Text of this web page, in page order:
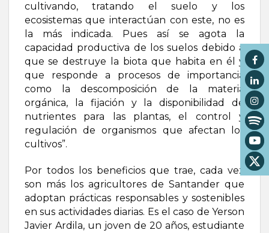
cultivando, tratando el suelo y los
ecosistemas que interactúan con este, no es
la más indicada. Pues así se agota la
capacidad productiva de los suelos debido a
que se destruye la biota que habita en él y
que responde a procesos de importancia
como la descomposición de la materia
orgánica, la fijación y la disponibilidad de
nutrientes para las plantas, el control y
regulación de organismos que afectan los
cultivos”.
Por todos los beneficios que trae, cada vez
son más los agricultores de Santander que
adoptan prácticas responsables y sostenibles
en sus actividades diarias. Es el caso de Yerson
Javier Ardila, un joven de 20 años, estudiante